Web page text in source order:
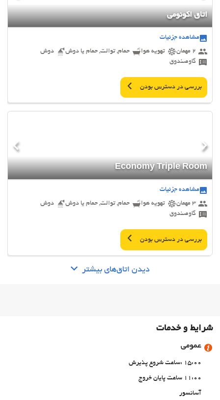
اتاق اکونومی
مشاهده جزئیات
2 مهمان
تهویه هوا حمام, توالت, حمام یا دوش
دوش
گاوصندوق
بررسی در دسترس بودن
Economy Triple Room
مشاهده جزئیات
3 مهمان
تهویه هوا حمام, توالت, حمام یا دوش
دوش
گاوصندوق
بررسی در دسترس بودن
دیدن اتاق‌های بیشتر
شرایط و خدمات
عمومی
15:00 :ساعت شروع پذیرش
11:00 ساعت پایان خروج
آسانسور